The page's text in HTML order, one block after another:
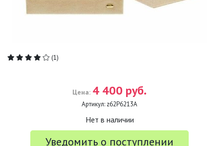
(1)
Цена: 4 400 руб.
Артикул: z62P6213A
Нет в наличии
Уведомить о поступлении